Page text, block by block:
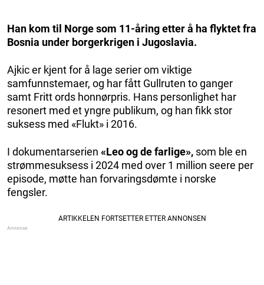
Han kom til Norge som 11-åring etter å ha flyktet fra
Bosnia under borgerkrigen i Jugoslavia.
Ajkic er kjent for å lage serier om viktige
samfunnstemaer, og har fått Gullruten to ganger
samt Fritt ords honnørpris. Hans personlighet har
resonert med et yngre publikum, og han fikk stor
suksess med «Flukt» i 2016.
I dokumentarserien «Leo og de farlige», som ble en
strømmesuksess i 2024 med over 1 million seere per
episode, møtte han forvaringsdømte i norske
fengsler.